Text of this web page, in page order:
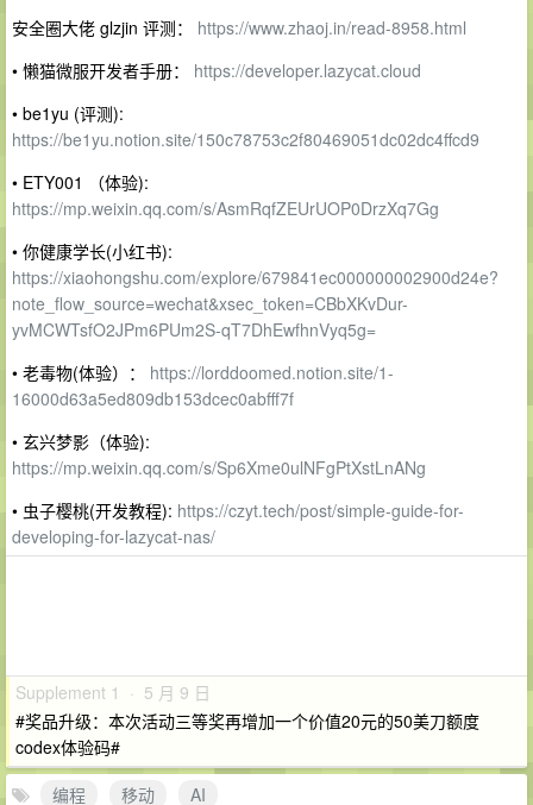
安全圈大佬 glzjin 评测： https://www.zhaoj.in/read-8958.html
• 懒猫微服开发者手册： https://developer.lazycat.cloud
• be1yu (评测):
https://be1yu.notion.site/150c78753c2f80469051dc02dc4ffcd9
• ETY001 （体验):
https://mp.weixin.qq.com/s/AsmRqfZEUrUOP0DrzXq7Gg
• 你健康学长(小红书):
https://xiaohongshu.com/explore/679841ec000000002900d24e?
note_flow_source=wechat&xsec_token=CBbXKvDur-
yvMCWTsfO2JPm6PUm2S-qT7DhEwfhnVyq5g=
• 老毒物(体验）： https://lorddoomed.notion.site/1-
16000d63a5ed809db153dcec0abfff7f
• 玄兴梦影（体验):
https://mp.weixin.qq.com/s/Sp6Xme0ulNFgPtXstLnANg
• 虫子樱桃(开发教程): https://czyt.tech/post/simple-guide-for-
developing-for-lazycat-nas/
Supplement 1 · 5 月 9 日
#奖品升级：本次活动三等奖再增加一个价值20元的50美刀额度
codex体验码#
编程
移动 AI